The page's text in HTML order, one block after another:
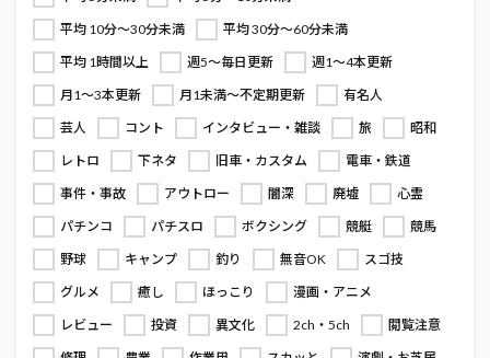
平均 10分～30分未満
平均 30分～60分未満
平均 1時間以上
週5～毎日更新
週1～4本更新
月1～3本更新
月1未満～不定期更新
有名人
芸人
コント インタビュー・雑談 旅
昭和
レトロ
下ネタ 旧車・カスタム
電車・鉄道
事件・事故
アウトロー 闇深 廃墟
心霊
パチンコ
パチスロ ボクシング 競艇
競馬
野球
キャンプ 釣り 無音OK
スゴ技
グルメ
癒し ほっこり
漫画・アニメ
レビュー
投資 異文化 2ch・5ch
閲覧注意